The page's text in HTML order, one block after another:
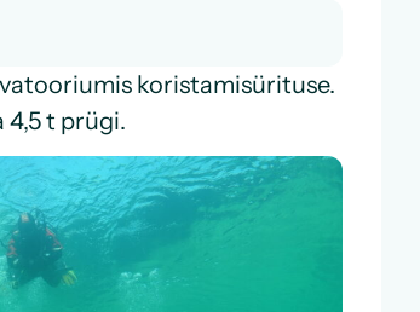
koristamisürituse.
4,5 t prügi.